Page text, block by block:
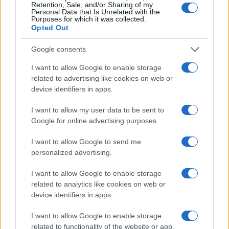
Retention, Sale, and/or Sharing of my
Personal Data that Is Unrelated with the
Purposes for which it was collected.
Opted Out
Google consents
I want to allow Google to enable storage
related to advertising like cookies on web or
device identifiers in apps.
I want to allow my user data to be sent to
Google for online advertising purposes.
I want to allow Google to send me
personalized advertising.
I want to allow Google to enable storage
related to analytics like cookies on web or
device identifiers in apps.
I want to allow Google to enable storage
related to functionality of the website or app.
onnipresente scure del Patto di Stabilità con tutte
le sue regole, che potrebbe portare ulteriori
problemi nello scenario delle penalizzazioni
andandosi ad aggiungere al già altissimo debito e
in 11 punti percentuali fatta salva una seconda
ondata di epidemia, in caso contrario la
colpirà l’occupazione al pari del PIL.
Tornando in Italia è compito del Governo italiano
predisporre e non sempre e, solo annunciare,
misure più che urgenti atte a sostenere
l’economia reale o andranno persi migliaia di
posti di lavoro e la crisi tanto temuta e paventata